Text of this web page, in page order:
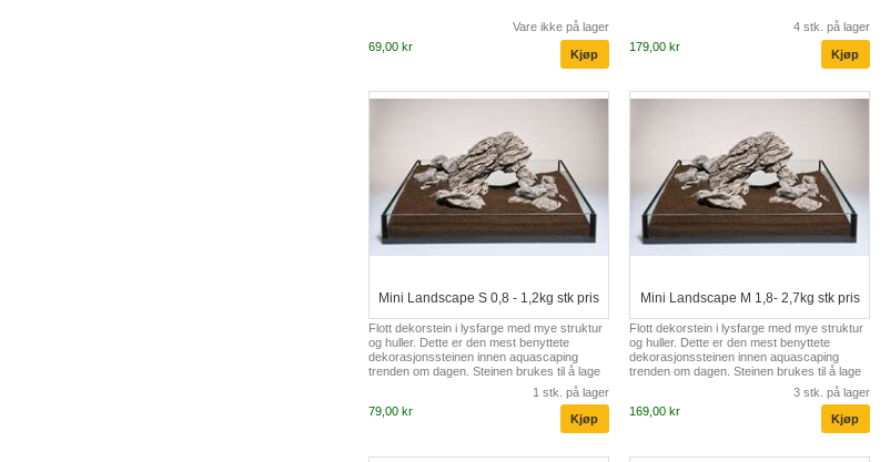
Vare ikke på lager
69,00 kr
4 stk. på lager
179,00 kr
Mini Landscape S 0,8 - 1,2kg stk pris
Flott dekorstein i lysfarge med mye struktur
og huller. Dette er den mest benyttete
dekorasjonssteinen innen aquascaping
trenden om dagen. Steinen brukes til å lage
fjellformasjoner og spennende innredninger i
1 stk. på lager
79,00 kr
Mini Landscape M 1,8- 2,7kg stk pris
Flott dekorstein i lysfarge med mye struktur
og huller. Dette er den mest benyttete
dekorasjonssteinen innen aquascaping
trenden om dagen. Steinen brukes til å lage
fjellformasjoner og spennende innredninger i
3 stk. på lager
169,00 kr